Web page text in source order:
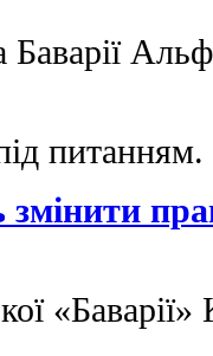
Баварії
питанням.
змінити